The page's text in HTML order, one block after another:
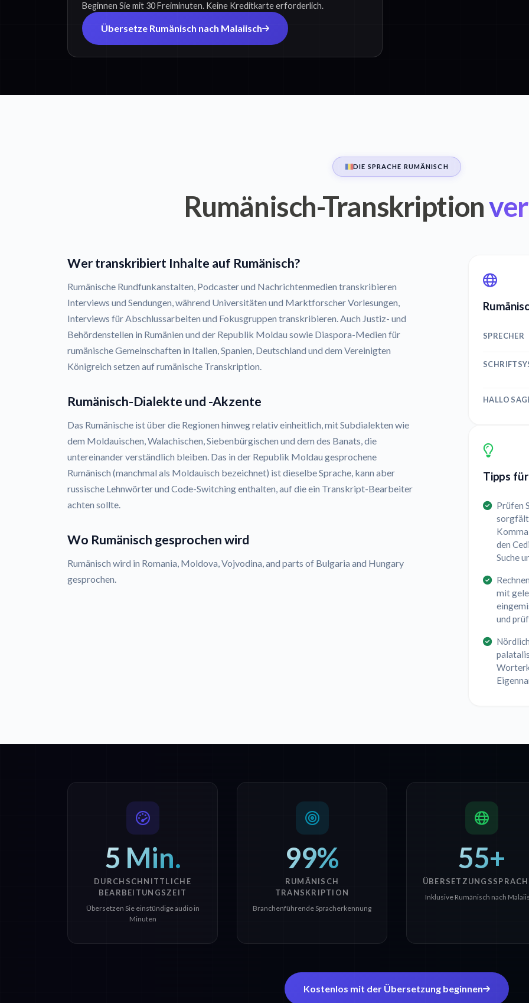
Beginnen Sie mit 30 Freiminuten. Keine Kreditkarte erforderlich.
Übersetze Rumänisch nach Malaiisch
DIE SPRACHE RUMÄNISCH
Rumänisch-Transkription
Wer transkribiert Inhalte auf Rumänisch?
Rumänische Rundfunkanstalten, Podcaster und Nachrichtenmedien transkribieren
Interviews und Sendungen, während Universitäten und Marktforscher Vorlesungen,
Interviews für Abschlussarbeiten und Fokusgruppen transkribieren. Auch Justiz- und
Behördenstellen in Rumänien und der Republik Moldau sowie Diaspora-Medien für
rumänische Gemeinschaften in Italien, Spanien, Deutschland und dem Vereinigten
Königreich setzen auf rumänische Transkription.
Rumänisch-Dialekte und -Akzente
Das Rumänische ist über die Regionen hinweg relativ einheitlich, mit Subdialekten wie
dem Moldauischen, Walachischen, Siebenbürgischen und dem des Banats, die
untereinander verständlich bleiben. Das in der Republik Moldau gesprochene
Rumänisch (manchmal als Moldauisch bezeichnet) ist dieselbe Sprache, kann aber
russische Lehnwörter und Code-Switching enthalten, auf die ein Transkript-Bearbeiter
achten sollte.
Wo Rumänisch gesprochen wird
Rumänisch wird in Romania, Moldova, Vojvodina, and parts of Bulgaria and Hungary
gesprochen.
SPRECHER
HALLO
Tipps für
Prüfen
den
Suche
mit
und
5 Min.
DURCHSCHNITTLICHE
BEARBEITUNGSZEIT
Übersetzen Sie einstündige audio in
Minuten
99%
RUMÄNISCH
TRANSKRIPTION
Branchenführende Spracherkennung
55+
Inklusive Rumänisch nach
Kostenlos mit der Übersetzung beginnen